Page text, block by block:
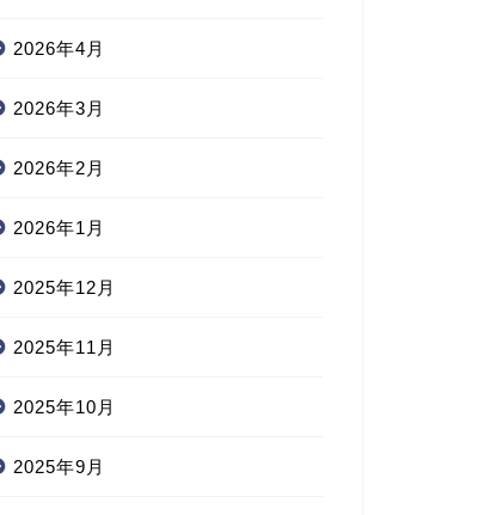
2026年4月
2026年3月
2026年2月
2026年1月
2025年12月
2025年11月
2025年10月
2025年9月